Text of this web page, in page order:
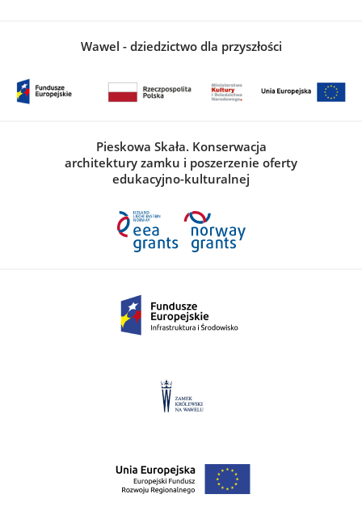
Wawel - dziedzictwo dla przyszłości
Pieskowa Skała. Konserwacja
architektury zamku i poszerzenie oferty
edukacyjno-kulturalnej